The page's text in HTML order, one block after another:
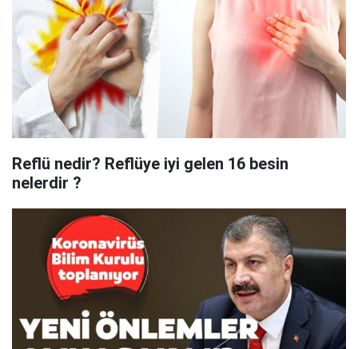
Reflü nedir? Reflüye iyi gelen 16 besin
nelerdir ?